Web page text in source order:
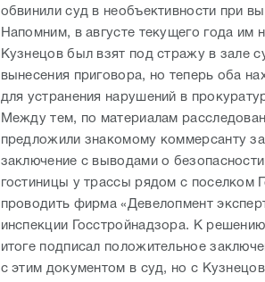
обвинили суд в необъективности при
Напомним, в августе текущего года им
Кузнецов был взят под стражу в зале
вынесения приговора, но теперь оба
для устранения нарушений в
Между тем, по материалам
предложили знакомому коммерсанту
заключение с выводами о
гостиницы у трассы рядом с
проводить фирма «Девелопмент
инспекции Госстройнадзора. К
итоге подписал положительное
с этим документом в суд, но с